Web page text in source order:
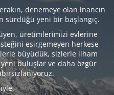
denemeye olan inancın
sürdüğü yeni bir başlangıç.
üretimlerimizi evlerine
esirgemeyen herkese
büyüdük, sizlerle ilham
buluşlar ve daha özgür